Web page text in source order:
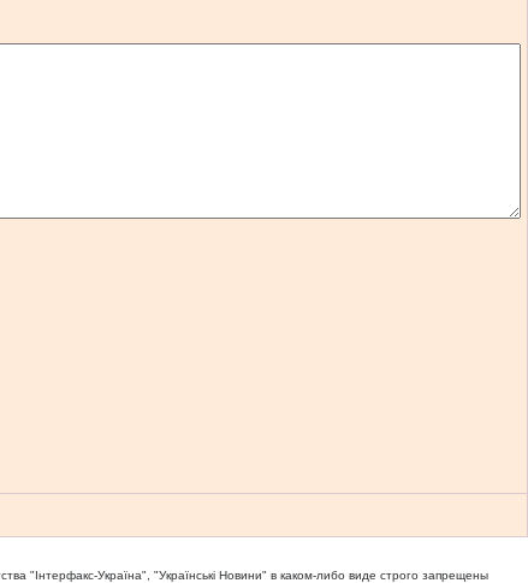
"Iнтерфакс-Україна", "Українськi Новини" в каком-либо виде строго запрещены